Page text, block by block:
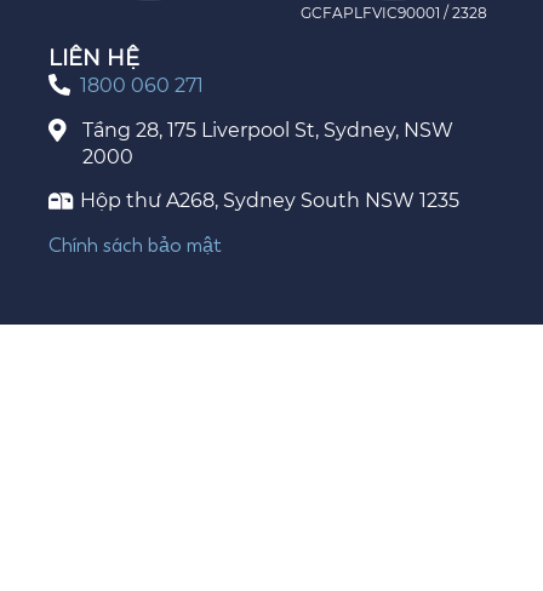
GCFAPLFVIC90001 / 2328
LIÊN HỆ
1800 060 271
Tầng 28, 175 Liverpool St, Sydney, NSW
2000
Hộp thư A268, Sydney South NSW 1235
Chính sách bảo mật